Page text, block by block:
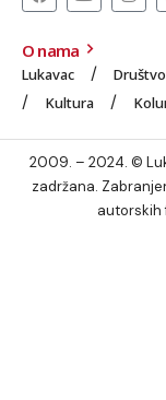
O nama
Lukavac Društvo
Kultura
2009. – 2024. ©
zadržana.
autorskih